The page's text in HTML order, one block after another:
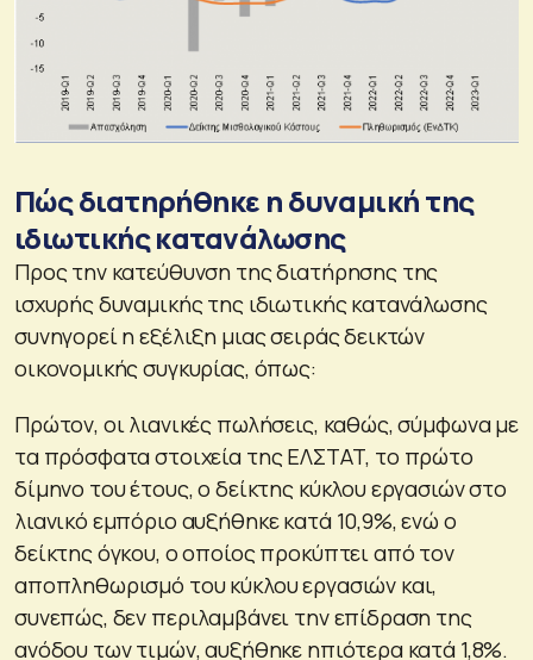
Πώς διατηρήθηκε η δυναμική της
ιδιωτικής κατανάλωσης
Προς την κατεύθυνση της διατήρησης της
ισχυρής δυναμικής της ιδιωτικής κατανάλωσης
συνηγορεί η εξέλιξη μιας σειράς δεικτών
οικονομικής συγκυρίας, όπως:
Πρώτον, οι λιανικές πωλήσεις, καθώς, σύμφωνα με
τα πρόσφατα στοιχεία της ΕΛΣΤΑΤ, το πρώτο
δίμηνο του έτους, ο δείκτης κύκλου εργασιών στο
λιανικό εμπόριο αυξήθηκε κατά 10,9%, ενώ ο
δείκτης όγκου, ο οποίος προκύπτει από τον
αποπληθωρισμό του κύκλου εργασιών και,
συνεπώς, δεν περιλαμβάνει την επίδραση της
ανόδου των τιμών, αυξήθηκε ηπιότερα κατά 1,8%.